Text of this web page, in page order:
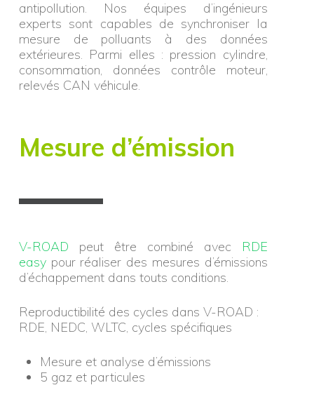
antipollution. Nos équipes d’ingénieurs
experts sont capables de synchroniser la
mesure de polluants à des données
extérieures. Parmi elles : pression cylindre,
consommation, données contrôle moteur,
relevés CAN véhicule.
Mesure d’émission
V-ROAD peut être combiné avec RDE
easypour réaliser des mesures d’émissions
d’échappement dans touts conditions.
Reproductibilité des cycles dans V-ROAD :
RDE, NEDC, WLTC, cycles spécifiques
Mesure et analyse d’émissions
5 gaz et particules